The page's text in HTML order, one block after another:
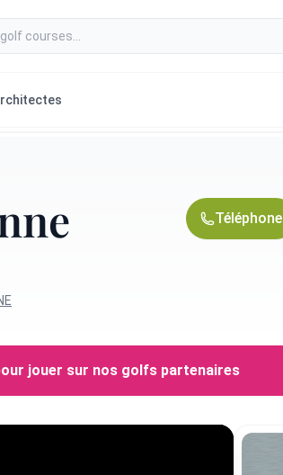
Téléphone
jouer sur nos golfs partenaires